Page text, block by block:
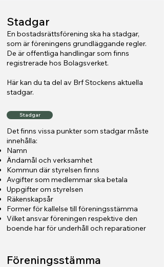
Stadgar
En bostadsrättsförening ska ha stadgar,
som är föreningens grundläggande regler.
De är offentliga handlingar som finns
registrerade hos Bolagsverket.
Här kan du ta del av Brf Stockens aktuella
stadgar.
Det finns vissa punkter som stadgar måste
innehålla:
Namn
Ändamål och verksamhet
Kommun där styrelsen finns
Avgifter som medlemmar ska betala
Uppgifter om styrelsen
Räkenskapsår
Former för kallelse till föreningsstämma
Vilket ansvar föreningen respektive den
boende har för underhåll och reparationer
Föreningsstämma
Stadgar